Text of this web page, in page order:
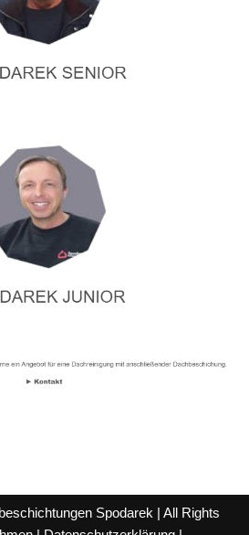
Spodarek | All Rights